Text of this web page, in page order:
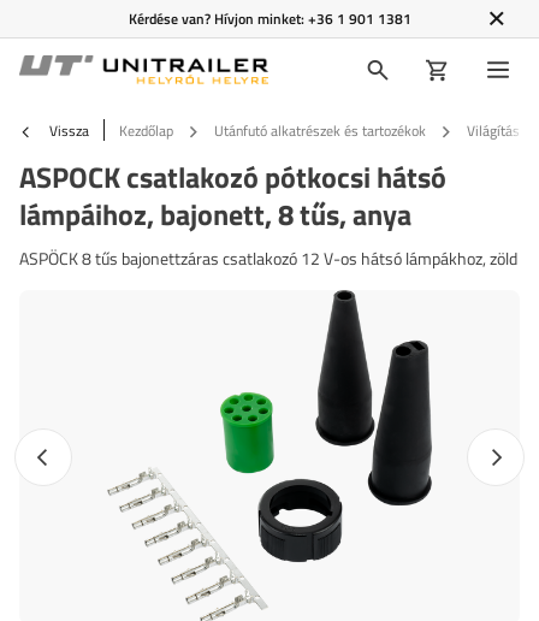
Kérdése van? Hívjon minket:+36 1 901 1381
Vissza Kezdőlap Utánfutó alkatrészek és tartozékok Világítás
ASPOCK csatlakozó pótkocsi hátsó
lámpáihoz, bajonett, 8 tűs, anya
ASPÖCK 8 tűs bajonettzáras csatlakozó 12 V-os hátsó lámpákhoz, zöld
Előző fotó